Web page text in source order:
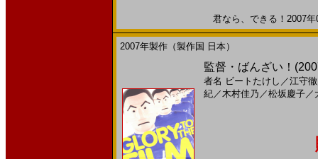
君なら、できる！2007
2007年製作（製作国 日本）
監督・ばんざい！
者名 ビートたけし ／江守徹
紀／木村佳乃 ／松坂慶子／